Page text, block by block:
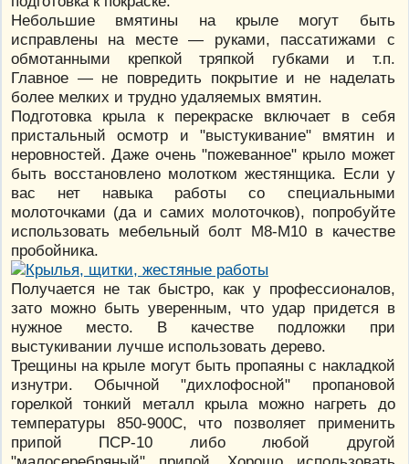
Небольшие вмятины на крыле могут быть
исправлены на месте — руками, пассатижами с
обмотанными крепкой тряпкой губками и т.п.
Главное — не повредить покрытие и не наделать
более мелких и трудно удаляемых вмятин.
Подготовка крыла к перекраске включает в себя
пристальный осмотр и "выстукивание" вмятин и
неровностей. Даже очень "пожеванное" крыло может
быть восстановлено молотком жестянщика. Если у
вас нет навыка работы со специальными
молоточками (да и самих молоточков), попробуйте
использовать мебельный болт М8-М10 в качестве
пробойника.
Получается не так быстро, как у профессионалов,
зато можно быть уверенным, что удар придется в
нужное место. В качестве подложки при
выстукивании лучше использовать дерево.
Трещины на крыле могут быть пропаяны с накладкой
изнутри. Обычной "дихлофосной" пропановой
горелкой тонкий металл крыла можно нагреть до
температуры 850-900С, что позволяет применить
припой ПСР-10 либо любой другой